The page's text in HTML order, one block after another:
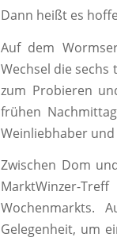
Dann heißt es
Auf dem
Wechsel die
zum Probieren
frühen
Weinliebhaber und
Zwischen Dom
MarktWinzer-
Wochenmarkts.
Gelegenheit, um